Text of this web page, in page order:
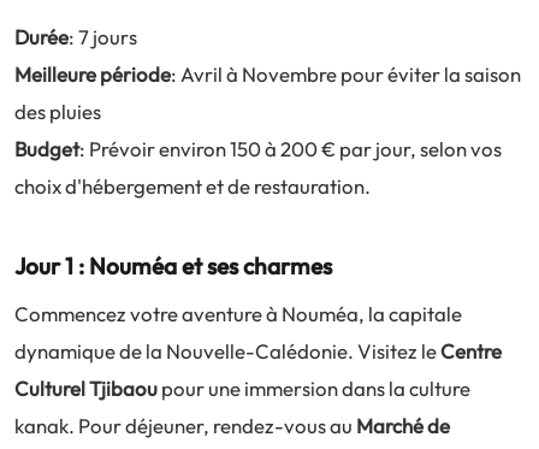
Durée: 7 jours
Meilleure période: Avril à Novembre pour éviter la saison
des pluies
Budget: Prévoir environ 150 à 200 € par jour, selon vos
choix d'hébergement et de restauration.
Jour 1 : Nouméa et ses charmes
Commencez votre aventure à Nouméa, la capitale
dynamique de la Nouvelle-Calédonie. Visitez leCentre
Culturel Tjibaoupour une immersion dans la culture
kanak. Pour déjeuner, rendez-vous au Marché de